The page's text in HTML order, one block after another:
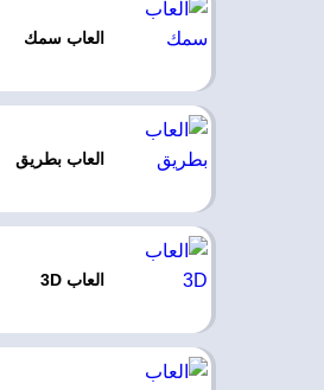
العاب سمك
العاب بطريق
العاب 3D